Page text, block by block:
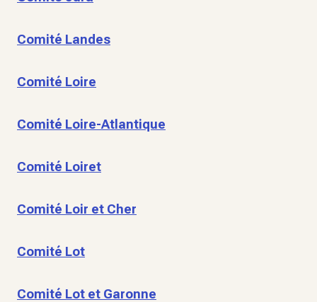
Comité Landes
Comité Loire
Comité Loire-Atlantique
Comité Loiret
Comité Loir et Cher
Comité Lot
Comité Lot et Garonne